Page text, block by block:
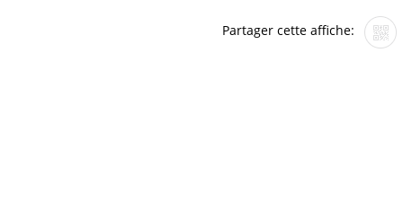
Partager cette affiche: